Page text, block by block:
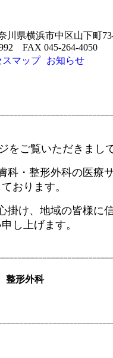
川県横浜市中区山下町
FAX 045-264-4050
スマップ
お知らせ
をご覧いただきまし
科・整形外科の医療
おります。
掛け、地域の皆様に
し上げます。
形外科